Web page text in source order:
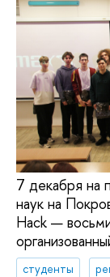
7 декабря на
наук на
Hack —
студенты